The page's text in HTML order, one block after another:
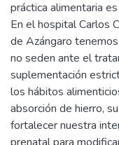
práctica alimentaria
En el hospital Carlos
de Azángaro
no seden ante el
suplementación
los hábitos
absorción de hierro,
fortalecer nuestra